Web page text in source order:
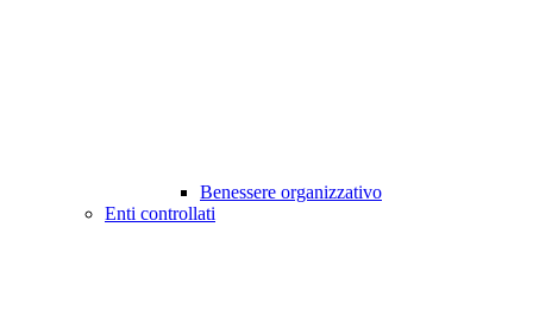
Benessere organizzativo
Enti controllati